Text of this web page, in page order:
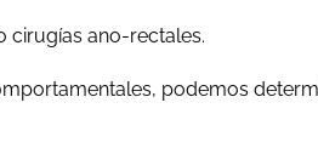
cirugías ano-rectales.
podemos